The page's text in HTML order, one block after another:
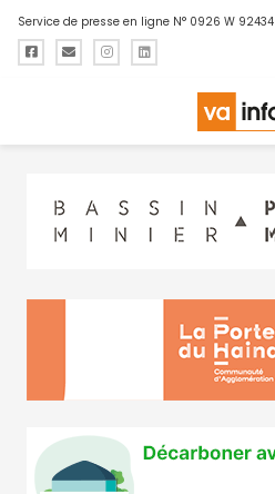
Service de presse en ligne N° 0926 W 92434